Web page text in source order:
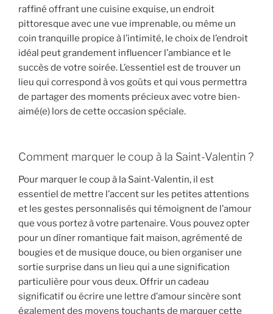
raffiné offrant une cuisine exquise, un endroit
pittoresque avec une vue imprenable, ou même un
coin tranquille propice à l’intimité, le choix de l’endroit
idéal peut grandement influencer l’ambiance et le
succès de votre soirée. L’essentiel est de trouver un
lieu qui correspond à vos goûts et qui vous permettra
de partager des moments précieux avec votre bien-
aimé(e) lors de cette occasion spéciale.
Comment marquer le coup à la Saint-Valentin ?
Pour marquer le coup à la Saint-Valentin, il est
essentiel de mettre l’accent sur les petites attentions
et les gestes personnalisés qui témoignent de l’amour
que vous portez à votre partenaire. Vous pouvez opter
pour un dîner romantique fait maison, agrémenté de
bougies et de musique douce, ou bien organiser une
sortie surprise dans un lieu qui a une signification
particulière pour vous deux. Offrir un cadeau
significatif ou écrire une lettre d’amour sincère sont
également des moyens touchants de marquer cette